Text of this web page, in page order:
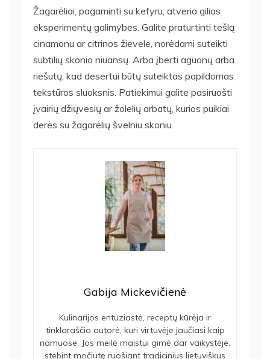
Žagarėliai, pagaminti su kefyru, atveria gilias
eksperimentų galimybes. Galite praturtinti tešlą
cinamonu ar citrinos žievele, norėdami suteikti
subtilių skonio niuansų. Arba įberti aguonų arba
riešutų, kad desertui būtų suteiktas papildomas
tekstūros sluoksnis. Patiekimui galite pasiruošti
įvairių džiųvesių ar žolelių arbatų, kurios puikiai
derės su žagarėlių švelniu skoniu.
Gabija Mickevičienė
Kulinarijos entuziastė, receptų kūrėja ir
tinklaraščio autorė, kuri virtuvėje jaučiasi kaip
namuose. Jos meilė maistui gimė dar vaikystėje,
stebint močiutę ruošiant tradicinius lietuviškus